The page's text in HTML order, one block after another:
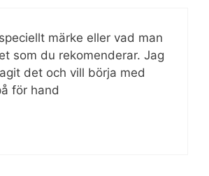
märke eller vad man
som du rekomenderar. Jag
det och vill börja med
för hand